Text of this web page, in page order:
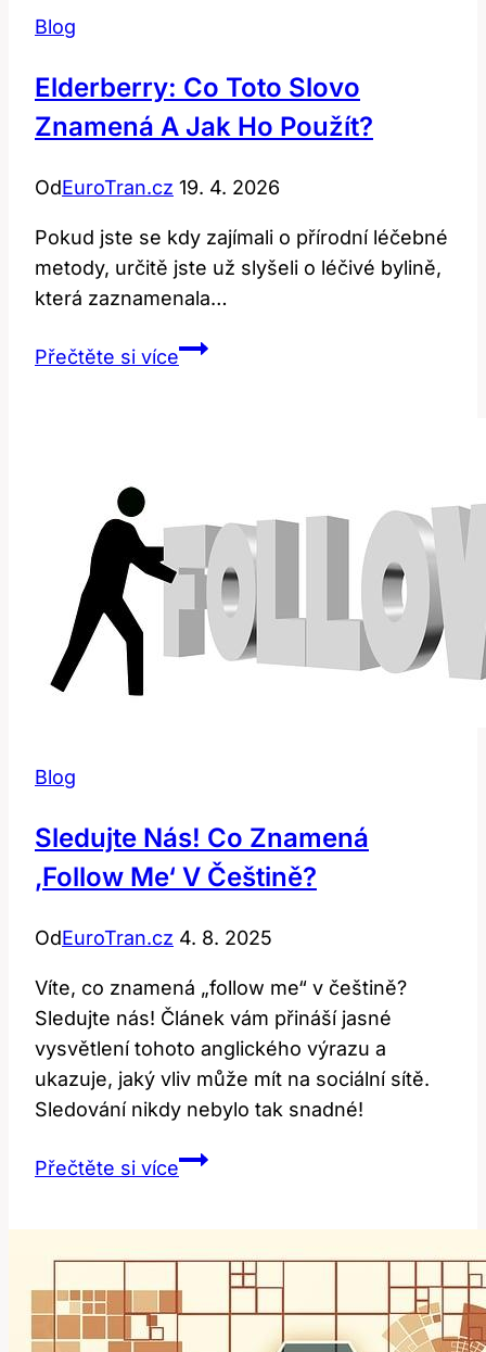
Blog
Elderberry: Co Toto Slovo
Znamená A Jak Ho Použít?
OdEuroTran.cz 19. 4. 2026
Pokud jste se kdy zajímali o přírodní léčebné
metody, určitě jste už slyšeli o léčivé bylině,
která zaznamenala…
Přečtěte si víceElderberry:
Jak
Použít?
Blog
Sledujte Nás! Co Znamená
‚follow Me‘ V Češtině?
OdEuroTran.cz 4. 8. 2025
Víte, co znamená „follow me“ v češtině?
Sledujte nás! Článek vám přináší jasné
vysvětlení tohoto anglického výrazu a
ukazuje, jaký vliv může mít na sociální sítě.
Sledování nikdy nebylo tak snadné!
Přečtěte si víceSledujte
‚follow
me‘
v